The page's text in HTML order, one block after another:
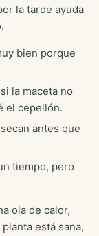
la tarde ayuda
bien porque
la maceta no
el cepellón.
antes que
tiempo, pero
ola de calor,
está sana,